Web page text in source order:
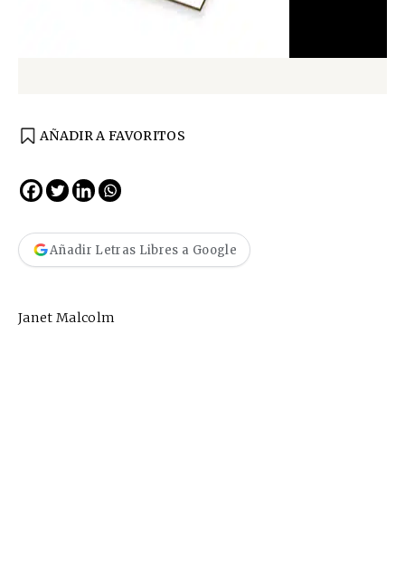
AÑADIR A FAVORITOS
Añadir Letras Libres a Google
Janet Malcolm